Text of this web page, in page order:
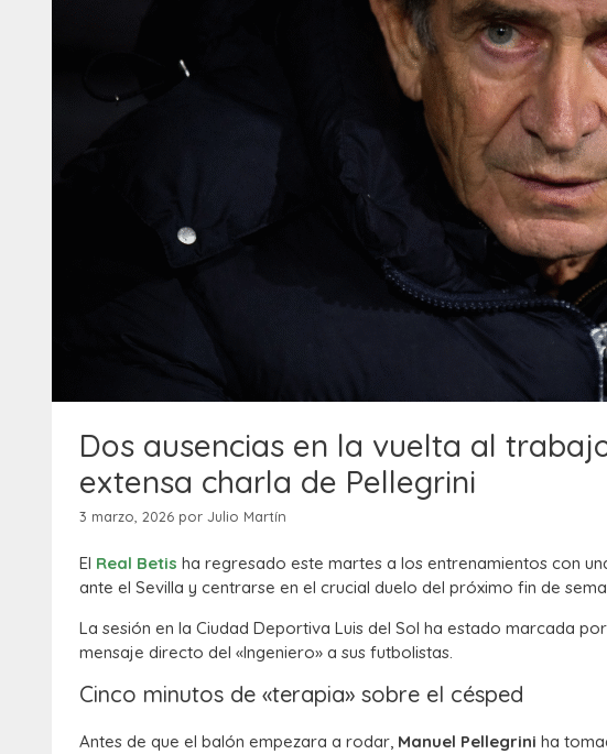
Dos ausencias en la vuelta al
extensa charla de Pellegrini
3 marzo, 2026 por Julio Martín
El Real Betis ha regresado este martes a los entrenamientos con
ante el Sevilla y centrarse en el crucial duelo del próximo fin de
La sesión en la Ciudad Deportiva Luis del Sol ha estado marcada
mensaje directo del «Ingeniero» a sus futbolistas.
Cinco minutos de «terapia» sobre el césped
Antes de que el balón empezara a rodar, Manuel Pellegrini ha